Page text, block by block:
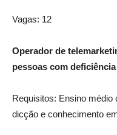
Vagas: 12
Operador de
pessoas com
Requisitos: Ensino
dicção e conhecimento